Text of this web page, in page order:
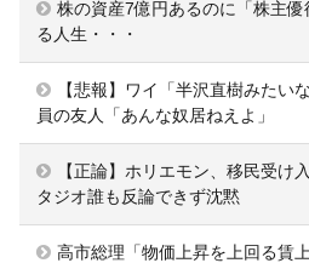
株の資産7億円あるのに「株主
る人生・・・
【悲報】ワイ「半沢直樹みたい
員の友人「あんな奴居ねえよ」
【正論】ホリエモン、移民受
タジオ誰も反論できず沈黙
高市総理「物価上昇を上回る賃